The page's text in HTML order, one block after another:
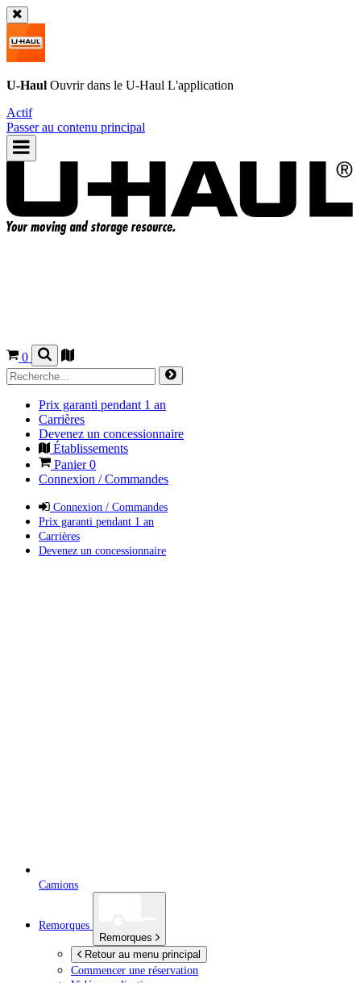
U-Haul Ouvrir dans le U-Haul L'application
Actif
Passer au contenu principal
0
Prix garanti pendant 1 an
Carrières
Devenez un concessionnaire
Établissements
Panier0
Connexion / Commandes
Connexion / Commandes
Prix garanti pendant 1 an
Carrières
Devenez un concessionnaire
Camions
Remorques
Remorques
Retour au menu principal
Commencer une réservation